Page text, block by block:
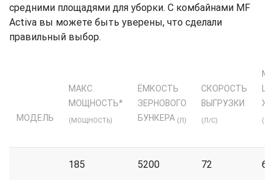
средними площадями для уборки. С комбайнами MF
Activa вы можете быть уверены, что сделали
правильный выбор.
МОДЕЛЬ
МАКС.
МОЩНОСТЬ*
(МОЩНОСТЬ)
ЁМКОСТЬ
ЗЕРНОВОГО
БУНКЕРА (Л)
СКОРОСТЬ
ВЫГРУЗКИ
(Л/С) (М)
185 5200 72 6.0